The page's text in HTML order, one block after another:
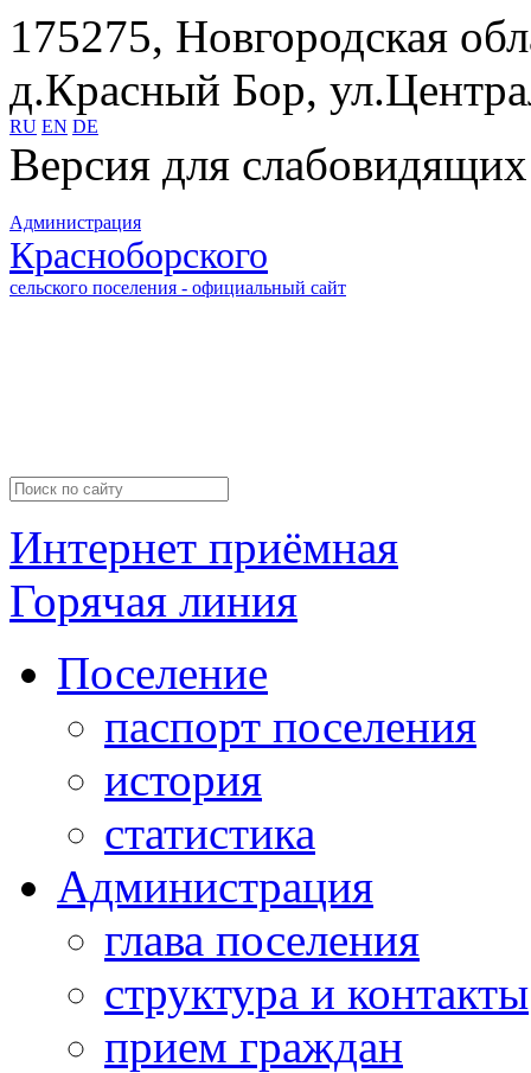
175275, Новгородская
д.Красный Бор,
RU EN DE
Версия для слабовидящих
Администрация
Красноборского
сельского поселения - официальный сайт
Интернет приёмная
Горячая линия
Поселение
паспорт поселения
история
статистика
Администрация
глава поселения
структура и контакты
прием граждан